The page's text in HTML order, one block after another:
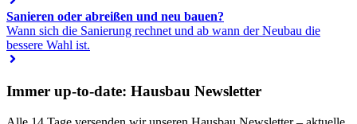
Sanieren oder abreißen und neu bauen?
Wann sich die Sanierung rechnet und ab wann der Neubau die
bessere Wahl ist.
Immer up-to-date: Hausbau Newsletter